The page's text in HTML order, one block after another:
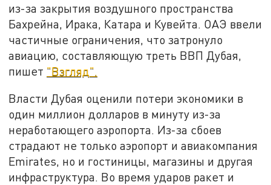
из-за закрытия воздушного пространства
Бахрейна, Ирака, Катара и Кувейта. ОАЭ ввели
частичные ограничения, что затронуло
авиацию, составляющую треть ВВП Дубая,
пишет "Взгляд".
Власти Дубая оценили потери экономики в
один миллион долларов в минуту из-за
неработающего аэропорта. Из-за сбоев
страдают не только аэропорт и авиакомпания
Emirates, но и гостиницы, магазины и другая
инфраструктура. Во время ударов ракет и